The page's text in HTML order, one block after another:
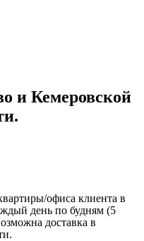
и Кемеровской
офиса клиента в
день по будням (5
доставка в